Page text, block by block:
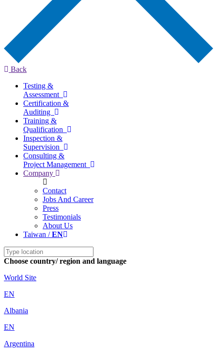
Back
Testing &
Assessment
Certification &
Auditing
Training &
Qualification
Inspection &
Supervision
Consulting &
Project Management
Company
Contact
Jobs And Career
Press
Testimonials
About Us
Taiwan /EN
Choose country/ region and language
World Site
EN
Albania
EN
Argentina